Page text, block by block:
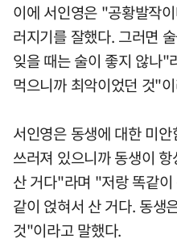
이에 서인영은 "공황발작
러지기를 잘했다. 그러면
잊을 때는 술이 좋지 않나"
먹으니까 최악이었던 것"
서인영은 동생에 대한 미
쓰러져 있으니까 동생이
산 거다"라며 "저랑 똑같
같이 얹혀서 산 거다. 동생
것"이라고 말했다.